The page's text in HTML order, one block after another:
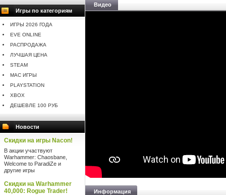
Игры по категориям
ИГРЫ 2026 ГОДА
EVE ONLINE
РАСПРОДАЖА
ЛУЧШАЯ ЦЕНА
STEAM
MAC ИГРЫ
PLAYSTATION
XBOX
ДЕШЕВЛЕ 100 РУБ
Новости
Скидки на игры Nacon!
В акции участвуют
Warhammer: Chaosbane,
Welcome to ParadiZe и
другие игры
Скидки на Warhammer
40,000: Rogue Trader!
Видео
Информация